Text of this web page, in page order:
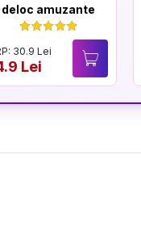
deloc amuzante
30.9 Lei
Lei